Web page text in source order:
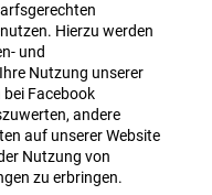
Hierzu werden
und
Nutzung unserer
bei Facebook
andere
auf unserer Website
Nutzung von
zu erbringen.